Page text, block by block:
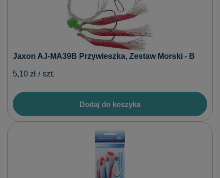
Jaxon AJ-MA39B Przywieszka, Zestaw Morski - B
5,10 zł / szt.
Dodaj do koszyka